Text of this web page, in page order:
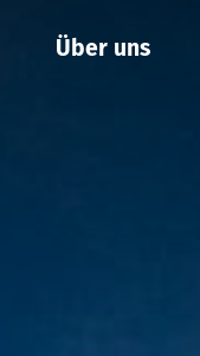
Über uns